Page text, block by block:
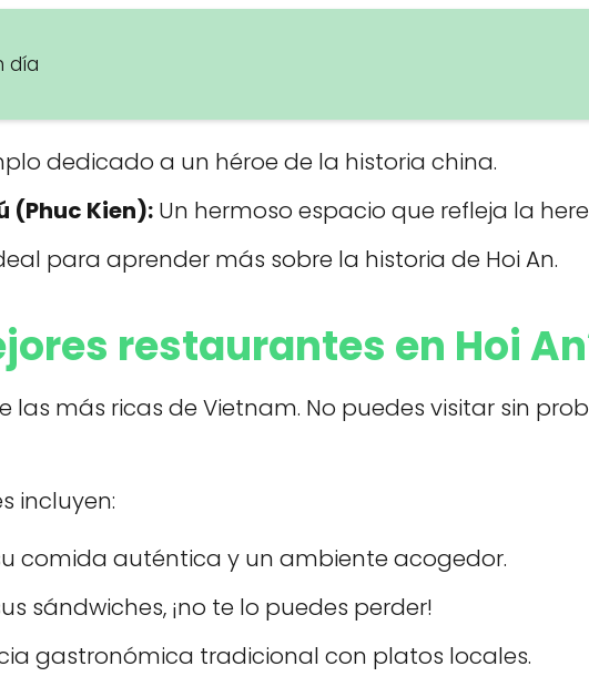
día
dedicado a un héroe de la historia china.
(Phuc Kien): Un hermoso espacio que refleja la
para aprender más sobre la historia de Hoi An.
restaurantes en Hoi
las más ricas de Vietnam. No puedes visitar sin
incluyen:
comida auténtica y un ambiente acogedor.
sándwiches, ¡no te lo puedes perder!
gastronómica tradicional con platos locales.